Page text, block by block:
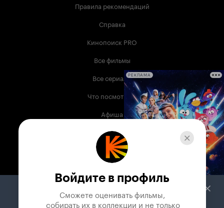
Правила рекомендаций
Справка
Кинопоиск PRO
Все фильмы
Все сериалы
Что посмотреть
Афиша
Музыка
Телепрограмма
Служба поддержки
РЕКЛАМА
Войдите в профиль
Сможете оценивать фильмы,
собирать их в коллекции и не только